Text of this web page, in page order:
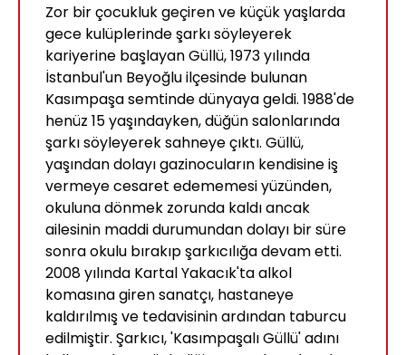
Zor bir çocukluk geçiren ve küçük yaşlarda
gece kulüplerinde şarkı söyleyerek
kariyerine başlayan Güllü, 1973 yılında
İstanbul'un Beyoğlu ilçesinde bulunan
Kasımpaşa semtinde dünyaya geldi. 1988'de
henüz 15 yaşındayken, düğün salonlarında
şarkı söyleyerek sahneye çıktı. Güllü,
yaşından dolayı gazinocuların kendisine iş
vermeye cesaret edememesi yüzünden,
okuluna dönmek zorunda kaldı ancak
ailesinin maddi durumundan dolayı bir süre
sonra okulu bırakıp şarkıcılığa devam etti.
2008 yılında Kartal Yakacık'ta alkol
komasına giren sanatçı, hastaneye
kaldırılmış ve tedavisinin ardından taburcu
edilmiştir. Şarkıcı, 'Kasımpaşalı Güllü' adını